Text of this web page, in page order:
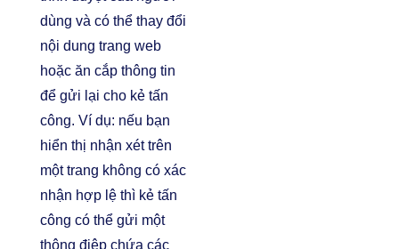
dùng và có thể thay đổi
nội dung trang web
hoặc ăn cắp thông tin
để gửi lại cho kẻ tấn
công. Ví dụ: nếu bạn
hiển thị nhận xét trên
một trang không có xác
nhận hợp lệ thì kẻ tấn
công có thể gửi một
thông điệp chứa các